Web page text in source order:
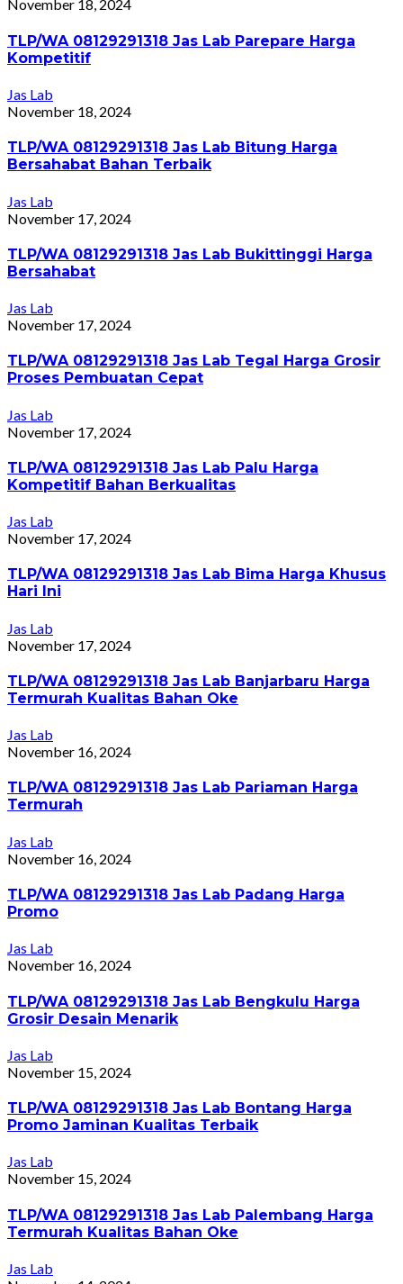
November 18, 2024
TLP/WA 08129291318 Jas Lab Parepare Harga
Kompetitif
Jas Lab
November 18, 2024
TLP/WA 08129291318 Jas Lab Bitung Harga
Bersahabat Bahan Terbaik
Jas Lab
November 17, 2024
TLP/WA 08129291318 Jas Lab Bukittinggi Harga
Bersahabat
Jas Lab
November 17, 2024
TLP/WA 08129291318 Jas Lab Tegal Harga Grosir
Proses Pembuatan Cepat
Jas Lab
November 17, 2024
TLP/WA 08129291318 Jas Lab Palu Harga
Kompetitif Bahan Berkualitas
Jas Lab
November 17, 2024
TLP/WA 08129291318 Jas Lab Bima Harga Khusus
Hari Ini
Jas Lab
November 17, 2024
TLP/WA 08129291318 Jas Lab Banjarbaru Harga
Termurah Kualitas Bahan Oke
Jas Lab
November 16, 2024
TLP/WA 08129291318 Jas Lab Pariaman Harga
Termurah
Jas Lab
November 16, 2024
TLP/WA 08129291318 Jas Lab Padang Harga
Promo
Jas Lab
November 16, 2024
TLP/WA 08129291318 Jas Lab Bengkulu Harga
Grosir Desain Menarik
Jas Lab
November 15, 2024
TLP/WA 08129291318 Jas Lab Bontang Harga
Promo Jaminan Kualitas Terbaik
Jas Lab
November 15, 2024
TLP/WA 08129291318 Jas Lab Palembang Harga
Termurah Kualitas Bahan Oke
Jas Lab